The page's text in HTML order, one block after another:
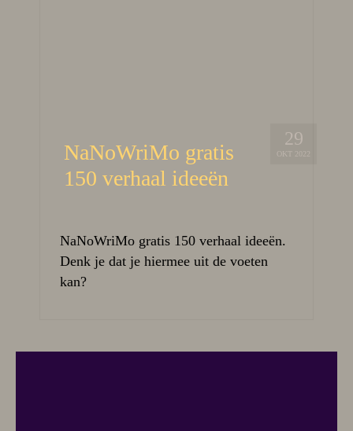
29
OKT 2022
NaNoWriMo gratis
150 verhaal ideeën
NaNoWriMo gratis 150 verhaal ideeën.
Denk je dat je hiermee uit de voeten
kan?